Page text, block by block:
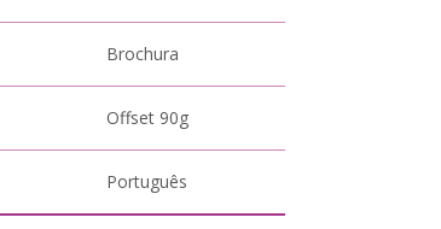
Brochura
Offset 90g
Português